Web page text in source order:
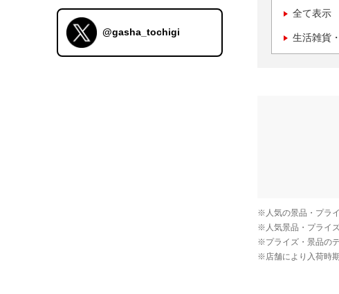
全て表示
生活雑貨
@gasha_tochigi